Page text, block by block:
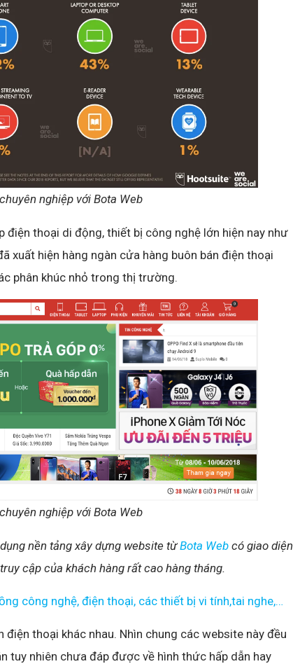
nghiệp với Bota Web
điện thoại di động, thiết bị công nghệ lớn hiện nay như
xuất hiện hàng ngàn cửa hàng buôn bán điện thoại
phân khúc nhỏ trong thị trường.
nghiệp với Bota Web
nền tảng xây dựng website từBota Web có giao diện
cập của khách hàng rất cao hàng tháng.
công nghệ, điện thoại, các thiết bị vi tính,tai nghe,…
thoại khác nhau. Nhìn chung các website này đều
tuy nhiên chưa đáp được về hình thức hấp dẫn hay
Group trên
BNC – Giải chạy mở rộng lần thứ nhất